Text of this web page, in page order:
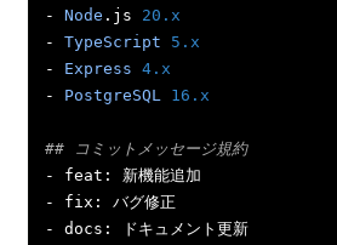
-
Node . js 20.x
-
TypeScript
5.x
-
Express 4.x
-
PostgreSQL 16.x
## コミットメッセージ規約
-
feat :
新機能追加
-
fix :
バグ修正
-
docs :
ドキュメント更新